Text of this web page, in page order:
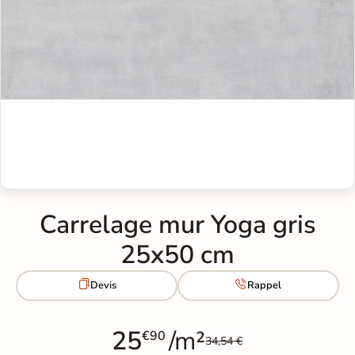
Carrelage mur Yoga gris
25x50 cm
Devis Rappel
25€90 /m²34,54 €